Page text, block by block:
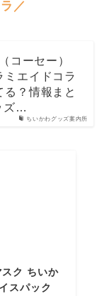
／
ちいかわグッズ案内所
コーセー）
ミエイドコラ
る？情報まと
ズ…
スク ちいか
スパック